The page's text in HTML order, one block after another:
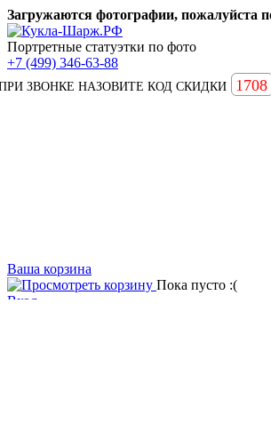
Загружаются фотографии, пожалуйста
Портретные статуэтки по фото
+7 (499) 346-63-88
ЗВОНКЕ НАЗОВИТЕ КОД СКИДКИ 1708
Ваша корзина
Пока пусто :(
Вход